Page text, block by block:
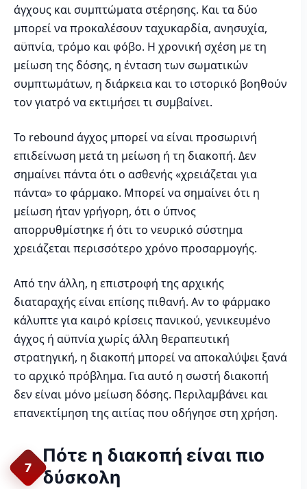
άγχους και συμπτώματα στέρησης. Και τα δύο
μπορεί να προκαλέσουν ταχυκαρδία, ανησυχία,
αϋπνία, τρόμο και φόβο. Η χρονική σχέση με τη
μείωση της δόσης, η ένταση των σωματικών
συμπτωμάτων, η διάρκεια και το ιστορικό βοηθούν
τον γιατρό να εκτιμήσει τι συμβαίνει.
Το rebound άγχος μπορεί να είναι προσωρινή
επιδείνωση μετά τη μείωση ή τη διακοπή. Δεν
σημαίνει πάντα ότι ο ασθενής «χρειάζεται για
πάντα» το φάρμακο. Μπορεί να σημαίνει ότι η
μείωση ήταν γρήγορη, ότι ο ύπνος
απορρυθμίστηκε ή ότι το νευρικό σύστημα
χρειάζεται περισσότερο χρόνο προσαρμογής.
Από την άλλη, η επιστροφή της αρχικής
διαταραχής είναι επίσης πιθανή. Αν το φάρμακο
κάλυπτε για καιρό κρίσεις πανικού, γενικευμένο
άγχος ή αϋπνία χωρίς άλλη θεραπευτική
στρατηγική, η διακοπή μπορεί να αποκαλύψει ξανά
το αρχικό πρόβλημα. Για αυτό η σωστή διακοπή
δεν είναι μόνο μείωση δόσης. Περιλαμβάνει και
επανεκτίμηση της αιτίας που οδήγησε στη χρήση.
7
Πότε η διακοπή είναι πιο
δύσκολη